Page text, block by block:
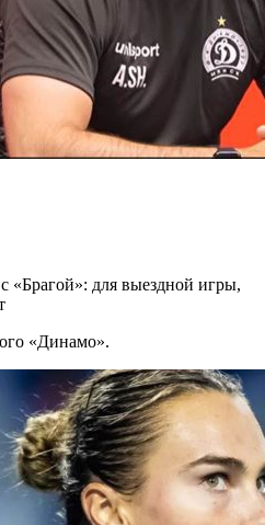
«Брагой»: для выездной игры,
«Динамо».